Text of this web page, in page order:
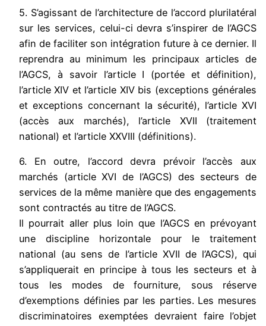
5. S’agissant de l’architecture de l’accord plurilatéral
sur les services, celui-ci devra s’inspirer de l’AGCS
afin de faciliter son intégration future à ce dernier. Il
reprendra au minimum les principaux articles de
l’AGCS, à savoir l’article I (portée et définition),
l’article XIV et l’article XIV bis (exceptions générales
et exceptions concernant la sécurité), l’article XVI
(accès aux marchés), l’article XVII (traitement
national) et l’article XXVIII (définitions).
6. En outre, l’accord devra prévoir l’accès aux
marchés (article XVI de l’AGCS) des secteurs de
services de la même manière que des engagements
sont contractés au titre de l’AGCS.
Il pourrait aller plus loin que l’AGCS en prévoyant
une discipline horizontale pour le traitement
national (au sens de l’article XVII de l’AGCS), qui
s’appliquerait en principe à tous les secteurs et à
tous les modes de fourniture, sous réserve
d’exemptions définies par les parties. Les mesures
discriminatoires exemptées devraient faire l’objet